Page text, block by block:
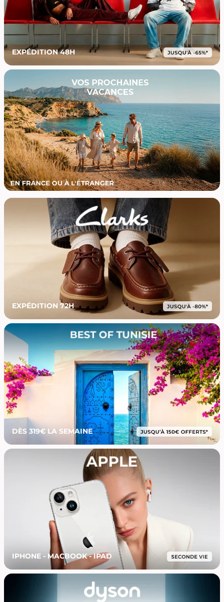
EXPÉDITION 48H
EXPÉDITION 72H
DÈS 319€ LA SEMAINE
IPHONE - MACBOOK - IPAD